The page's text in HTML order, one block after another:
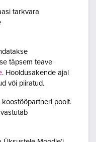
tarkvara
täpsem teave
. Hooldusakende ajal
või piiratud.
koostööpartneri poolt.